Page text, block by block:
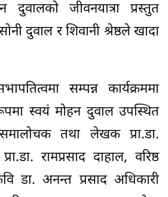
दुवालको जीवनयात्रा प्रस्तुत
दुवाल र शिवानी श्रेष्ठले खादा
सम्पन्न कार्यक्रममा
स्वयं मोहन दुवाल उपस्थित
समालोचक तथा लेखक प्रा.डा.
रामप्रसाद दाहाल, वरिष्ठ
डा. अनन्त प्रसाद अधिकारी